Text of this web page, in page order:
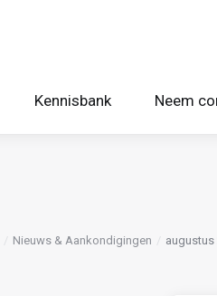
Kennisbank Neem
Nieuws & Aankondigingen augustus